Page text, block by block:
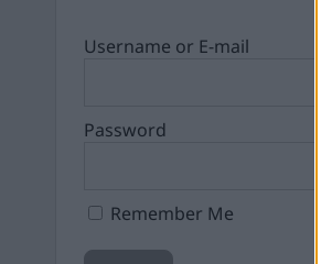
Username or E-mail
Password
Remember Me